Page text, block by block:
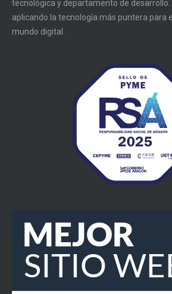
tecnológica y departamento de
aplicando la tecnología más puntera para
mundo digital.